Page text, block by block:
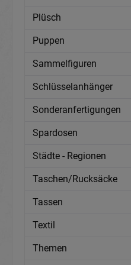
Plüsch
Puppen
Sammelfiguren
Schlüsselanhänger
Sonderanfertigungen
Spardosen
Städte - Regionen
Taschen/Rucksäcke
Tassen
Textil
Themen